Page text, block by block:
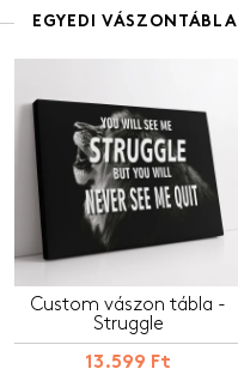
EGYEDI VÁSZONTÁBLA
Custom vászon tábla -
Struggle
13.599 Ft